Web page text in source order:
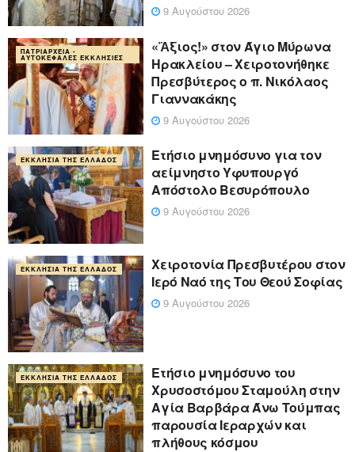
9 Αυγούστου 2026
ΠΑΤΡΙΑΡΧΕΊΑ -
ΑΥΤΟΚΈΦΑΛΕΣ ΕΚΚΛΗΣΊΕΣ
«Ἄξιος!» στον Άγιο Μύρωνα
Ηρακλείου – Χειροτονήθηκε
Πρεσβύτερος ο π. Νικόλαος
Γιαννακάκης
9 Αυγούστου 2026
ΕΚΚΛΗΣΊΑ ΤΗΣ ΕΛΛΆΔΟΣ
Ετήσιο μνημόσυνο για τον
αείμνηστο Υφυπουργό
Απόστολο Βεσυρόπουλο
9 Αυγούστου 2026
ΕΚΚΛΗΣΊΑ ΤΗΣ ΕΛΛΆΔΟΣ
Χειροτονία Πρεσβυτέρου στον
Ιερό Ναό της Του Θεού Σοφίας
9 Αυγούστου 2026
ΕΚΚΛΗΣΊΑ ΤΗΣ ΕΛΛΆΔΟΣ
Ετήσιο μνημόσυνο του
Χρυσοστόμου Σταμούλη στην
Αγία Βαρβάρα Άνω Τούμπας
παρουσία Ιεραρχών και
πλήθους κόσμου